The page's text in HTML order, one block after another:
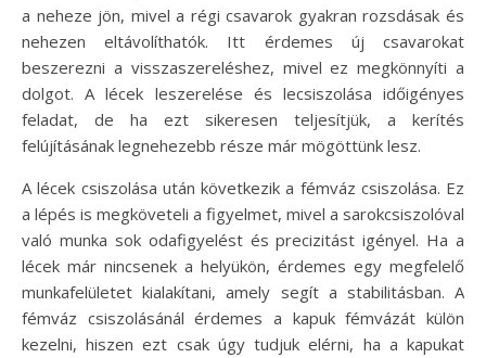
a neheze jön, mivel a régi csavarok gyakran rozsdásak és
nehezen eltávolíthatók. Itt érdemes új csavarokat
beszerezni a visszaszereléshez, mivel ez megkönnyíti a
dolgot. A lécek leszerelése és lecsiszolása időigényes
feladat, de ha ezt sikeresen teljesítjük, a kerítés
felújításának legnehezebb része már mögöttünk lesz.
A lécek csiszolása után következik a fémváz csiszolása. Ez
a lépés is megköveteli a figyelmet, mivel a sarokcsiszolóval
való munka sok odafigyelést és precizitást igényel. Ha a
lécek már nincsenek a helyükön, érdemes egy megfelelő
munkafelületet kialakítani, amely segít a stabilitásban. A
fémváz csiszolásánál érdemes a kapuk fémvázát külön
kezelni, hiszen ezt csak úgy tudjuk elérni, ha a kapukat